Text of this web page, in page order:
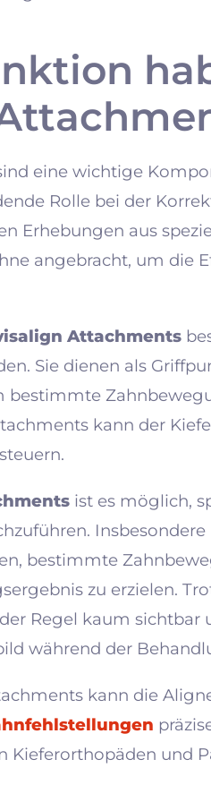
eine wichtige
Rolle bei der
Erhebungen aus
angebracht, um die
Attachments
Sie dienen als
bestimmte
kann der
ist es möglich,
bestimmte
zu erzielen.
Regel kaum sichtbar
während der
kann die
Kieferorthopäden und